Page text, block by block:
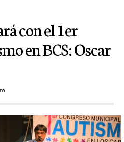
con el 1er
en BCS: Oscar